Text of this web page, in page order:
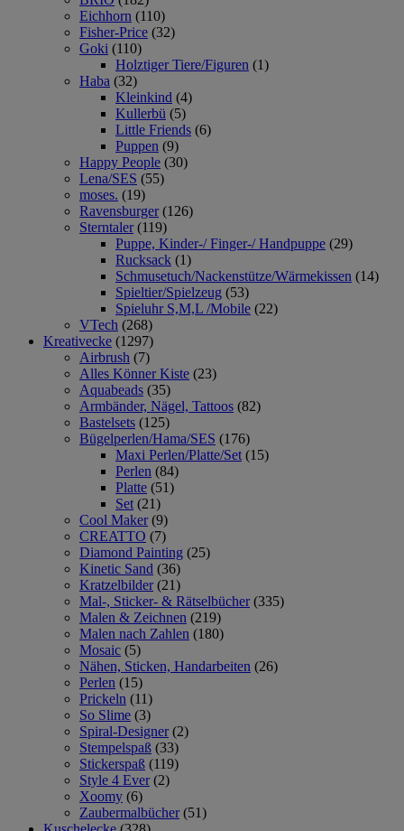
Eichhorn (110)
Fisher-Price (32)
Goki (110)
Holztiger Tiere/Figuren (1)
Haba (32)
Kleinkind (4)
Kullerbü (5)
Little Friends (6)
Puppen (9)
Happy People (30)
Lena/SES (55)
moses. (19)
Ravensburger (126)
Sterntaler (119)
Puppe, Kinder-/ Finger-/ Handpuppe (29)
Rucksack (1)
Schmusetuch/Nackenstütze/Wärmekissen (14)
Spieltier/Spielzeug (53)
Spieluhr S,M,L /Mobile (22)
VTech (268)
Kreativecke (1297)
Airbrush (7)
Alles Könner Kiste (23)
Aquabeads (35)
Armbänder, Nägel, Tattoos (82)
Bastelsets (125)
Bügelperlen/Hama/SES (176)
Maxi Perlen/Platte/Set (15)
Perlen (84)
Platte (51)
Set (21)
Cool Maker (9)
CREATTO (7)
Diamond Painting (25)
Kinetic Sand (36)
Kratzelbilder (21)
Mal-, Sticker- & Rätselbücher (335)
Malen & Zeichnen (219)
Malen nach Zahlen (180)
Mosaic (5)
Nähen, Sticken, Handarbeiten (26)
Perlen (15)
Prickeln (11)
So Slime (3)
Spiral-Designer (2)
Stempelspaß (33)
Stickerspaß (119)
Style 4 Ever (2)
Xoomy (6)
Zaubermalbücher (51)